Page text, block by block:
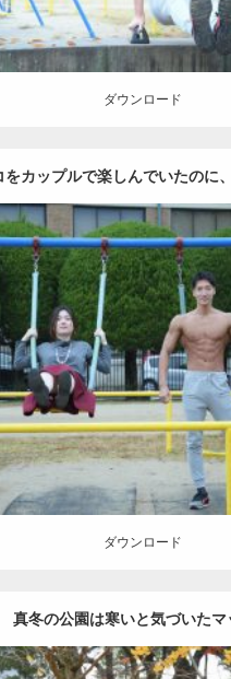
ダウンロード
をカップルで楽しんでいたのに
ーズをするマッチョ
Update: 2021.07.6
公園のマッチョ その他 AKIHITO(細マ
ダウンロード
ダウンロード
真冬の公園は寒いと気づいたマ